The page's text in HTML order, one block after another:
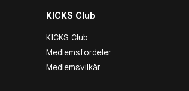
KICKS Club
KICKS Club
Medlemsfordeler
Medlemsvilkår